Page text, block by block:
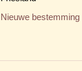
Nieuwe bestemming